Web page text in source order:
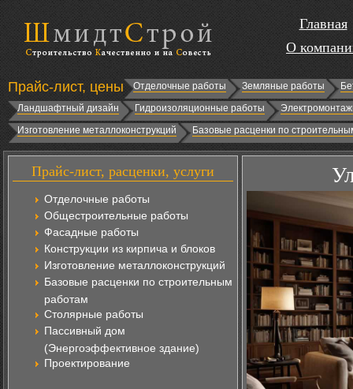
Главная
О
Прайс-лист, цены Отделочные работы Земляные работы
Ландшафтный дизайн
Гидроизоляционные работы
Изготовление металлоконструкций
Базовые расценки по
Прайс-лист, расценки, услуги
Отделочные работы
Общестроительные работы
Фасадные работы
Конструкции из кирпича и блоков
Изготовление металлоконструкций
Базовые расценки по строительным
работам
Столярные работы
Пассивный дом
(Энергоэффективное здание)
Проектирование